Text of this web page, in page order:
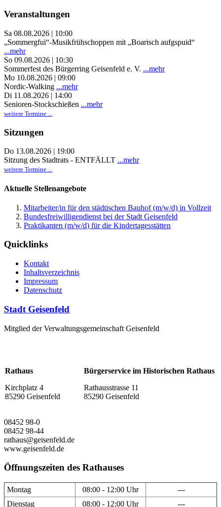
Veranstaltungen
Sa 08.08.2026 | 10:00
„Sommergfui“-Musikfrühschoppen mit „Boarisch aufgspuid“
...mehr
So 09.08.2026 | 10:30
Sommerfest des Bürgerring Geisenfeld e. V. ...mehr
Mo 10.08.2026 | 09:00
Nordic-Walking ...mehr
Di 11.08.2026 | 14:00
Senioren-Stockschießen ...mehr
weitere Termine ...
Sitzungen
Do 13.08.2026 | 19:00
Sitzung des Stadtrats - ENTFÄLLT ...mehr
weitere Termine ...
Aktuelle Stellenangebote
Mitarbeiter/in für den städtischen Bauhof (m/w/d) in Vollzeit
Bundesfreiwilligendienst bei der Stadt Geisenfeld
Praktikanten (m/w/d) für die Kindertagesstätten
Quicklinks
Kontakt
Inhaltsverzeichnis
Impressum
Datenschutz
Stadt Geisenfeld
Mitglied der Verwaltungsgemeinschaft Geisenfeld
Rathaus
Kirchplatz 4
85290 Geisenfeld
Bürgerservice im Historischen Rathaus
Rathausstrasse 11
85290 Geisenfeld
08452 98-0
08452 98-44
rathaus@geisenfeld.de
www.geisenfeld.de
Öffnungszeiten des Rathauses
Montag 08:00 - 12:00 Uhr
---
Dienstag
08:00 - 12:00 Uhr ---